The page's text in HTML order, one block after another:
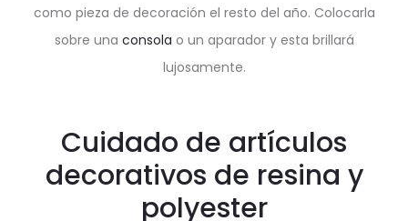
como pieza de decoración el resto del año. Colocarla
sobre una consola o un aparador y esta brillará
lujosamente.
Cuidado de artículos
decorativos de resina y
polyester